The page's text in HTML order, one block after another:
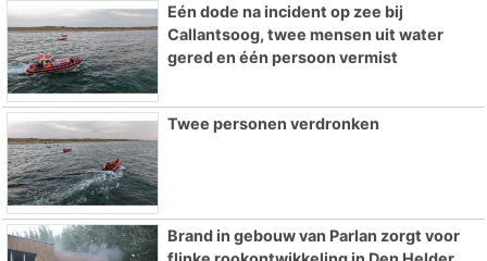
Eén dode na incident op zee bij
Callantsoog, twee mensen uit water
gered en één persoon vermist
Twee personen verdronken
Brand in gebouw van Parlan zorgt voor